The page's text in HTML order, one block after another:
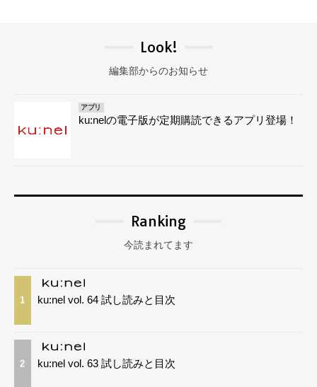
Look!
編集部からのお知らせ
アプリ
ku:nelの電子版が定期購読できるアプリ登場！
Ranking
今読まれてます
1 ku:nel vol. 64 試し読みと目次
2 ku:nel vol. 63 試し読みと目次